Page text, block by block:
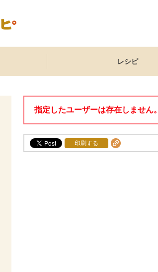
レシピ
指定したユーザーは存在しません。
印刷する